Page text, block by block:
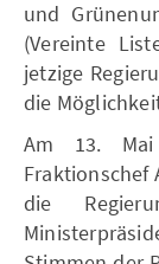
und
(Vereinte
jetzige
die
Am 13.
Fraktionschef
die